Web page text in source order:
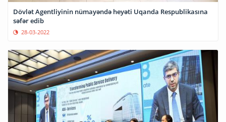
Dövlət Agentliyinin nümayəndə heyəti Uqanda Respublikasına
səfər edib
28-03-2022